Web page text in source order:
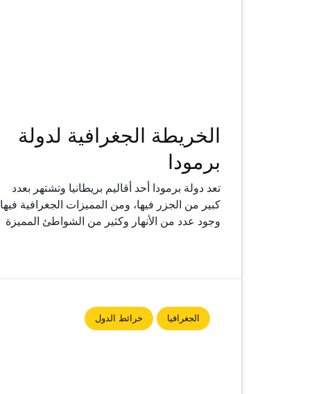
الخريطة الجغرافية لدولة
برمودا
تعد دولة برمودا أحد أقاليم بريطانيا وتشتهر بعدد
كبير من الجزر فيها، ومن المميزات الجغرافية فيها
وجود عدد من الأنهار وكثير من الشواطئ المميزة
الجغرافيا خرائط الدول